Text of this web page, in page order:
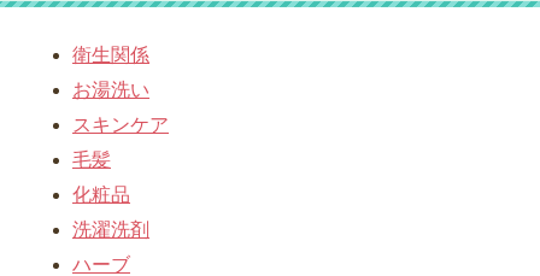
衛生関係
お湯洗い
スキンケア
毛髪
化粧品
洗濯洗剤
ハーブ